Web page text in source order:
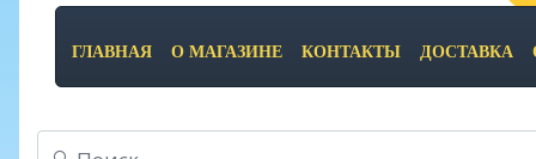
ГЛАВНАЯ О МАГАЗИНЕ КОНТАКТЫ ДОСТАВКА